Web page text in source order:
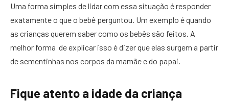
Uma forma simples de lidar com essa situação é responder
exatamente o que o bebê perguntou. Um exemplo é quando
as crianças querem saber como os bebês são feitos. A
melhor forma de explicar isso é dizer que elas surgem a partir
de sementinhas nos corpos da mamãe e do papai.
Fique atento a idade da criança